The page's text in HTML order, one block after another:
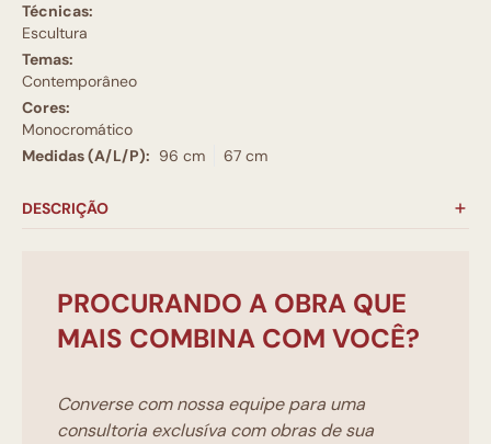
Técnicas:
Escultura
Temas:
Contemporâneo
Cores:
Monocromático
Medidas (A/L/P): 96 cm 67 cm
DESCRIÇÃO
PROCURANDO A OBRA QUE
MAIS COMBINA COM VOCÊ?
Converse com nossa equipe para uma
consultoria exclusíva com obras de sua